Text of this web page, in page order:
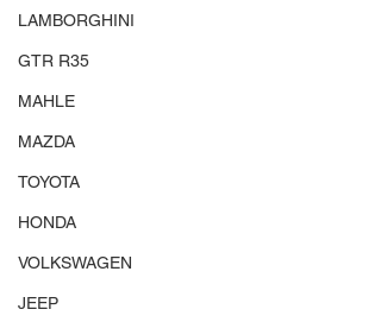
LAMBORGHINI
GTR R35
MAHLE
MAZDA
TOYOTA
HONDA
VOLKSWAGEN
JEEP